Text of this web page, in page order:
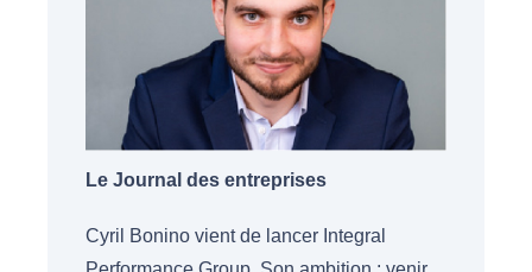
Le Journal des entreprises
Cyril Bonino vient de lancer Integral